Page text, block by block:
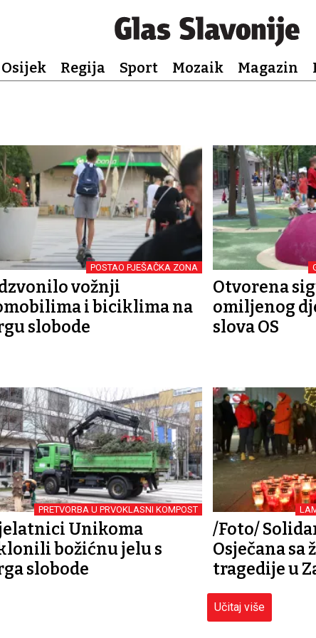
Osijek Regija Sport Mozaik Magazin
POSTAO PJEŠAČKA ZONA
vožnji
i biciklima na
slobode
Otvorena
omiljenog
slova OS
PRETVORBA U PRVOKLASNI KOMPOST
Unikoma
božićnu jelu s
slobode
/Foto/
Osječana sa
tragedije u
Učitaj više